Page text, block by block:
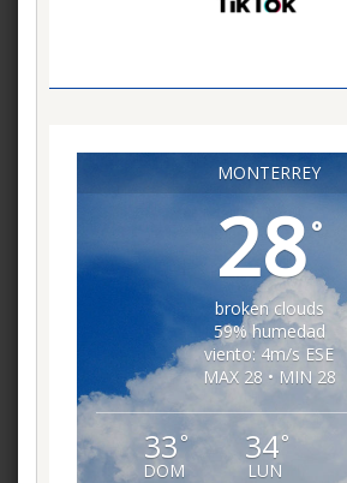
MONTERREY
28°
broken clouds
59% humedad
viento: 4m/s ESE
MAX 28 • MIN 28
33 °
DOM
34°
LUN